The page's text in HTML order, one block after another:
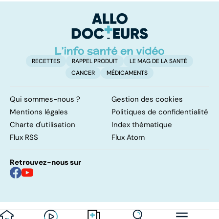
RECETTES RAPPEL PRODUIT
LE MAG DE LA SANTÉ
CANCER
MÉDICAMENTS
Qui sommes-nous ?
Gestion des cookies
Mentions légales
Politiques de confidentialité
Charte d'utilisation
Index thématique
Flux RSS
Flux Atom
Retrouvez-nous sur